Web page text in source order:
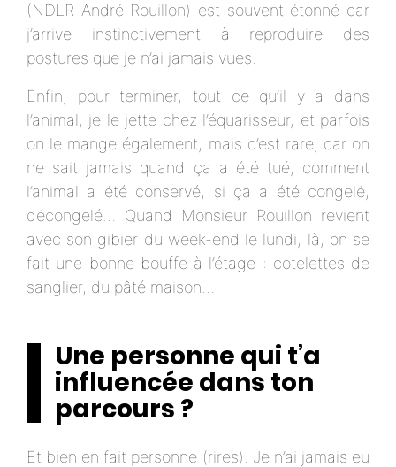
(NDLR André Rouillon) est souvent étonné car
j’arrive instinctivement à reproduire des
postures que je n’ai jamais vues.
Enfin, pour terminer, tout ce qu’il y a dans
l’animal, je le jette chez l’équarisseur, et parfois
on le mange également, mais c’est rare, car on
ne sait jamais quand ça a été tué, comment
l’animal a été conservé, si ça a été congelé,
décongelé… Quand Monsieur Rouillon revient
avec son gibier du week-end le lundi, là, on se
fait une bonne bouffe à l’étage : cotelettes de
sanglier, du pâté maison…
Une personne qui t’a
influencée dans ton
parcours ?
Et bien en fait personne (rires). Je n’ai jamais eu